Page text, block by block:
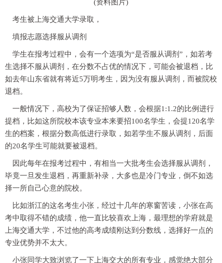
(资料图片)
考生被上海交通大学录取，
填报志愿选择服从调剂
学生在报考过程中，会有一个选项为“是否服从调剂”，如若考
生选择不服从调剂，在分数不占优的情况下，可能会被退档，比
如去年山东省就有将近5万明考生，因为没有服从调剂，而被院校
退档。
一般情况下，高校为了保证招够人数，会根据1:1.2的比例进行
提档，比如这所院校本该专业本来要招100名学生，会提120名学
生的档案，根据分数高低进行录取，如若学生不服从调剂，后面
的20名学生可能就要被退档。
因此每年在报考过程中，有相当一大批考生会选择服从调剂，
毕竟一旦发生退档，再重新补录，大多也是冷门专业，倒不如选
择一所自己心意的院校。
比如浙江的这名考生小张，经过十几年的寒窗苦读，小张在高
考中取得不错的成绩，他一直比较喜欢上海，最理想的学府就是
上海交通大学，不过他的高考成绩刚达到分数线，选择好一点的
专业优势并不太大。
小张同学大致浏览了一下上海交大的所有专业，感觉绝大部分